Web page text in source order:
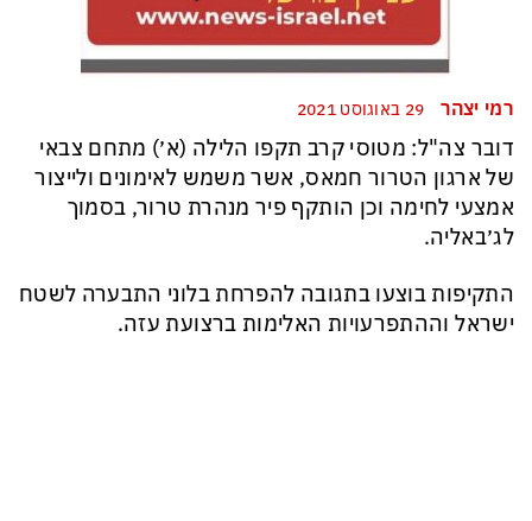
רמי יצהר
דובר צה"ל: מטוסי קרב תקפו הלילה (א׳) מתחם צבאי
של ארגון הטרור חמאס, אשר משמש לאימונים ולייצור
אמצעי לחימה וכן הותקף פיר מנהרת טרור, בסמוך
לג׳באליה.
התקיפות בוצעו בתגובה להפרחת בלוני התבערה לשטח
ישראל וההתפרעויות האלימות ברצועת עזה.